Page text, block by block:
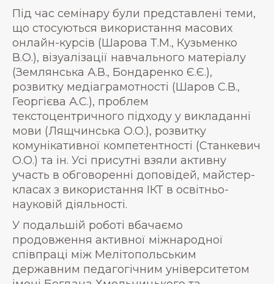
Під час семінару були представлені теми,
що стосуються використання масових
онлайн-курсів (Шарова Т.М., Кузьменко
В.О.), візуалізації навчального матеріалу
(Землянська А.В., Бондаренко Є.Є.),
розвитку медіаграмотності (Шаров С.В.,
Георгієва А.С.), проблем
текстоцентричного підходу у викладанні
мови (Лящчинська О.О.), розвитку
комунікативної компетентності (Станкевич
О.О.) та ін. Усі присутні взяли активну
участь в обговоренні доповідей, майстер-
класах з використання ІКТ в освітньо-
науковій діяльності.
У подальшій роботі вбачаємо
продовження активної міжнародної
співпраці між Мелітопольським
державним педагогічним університетом